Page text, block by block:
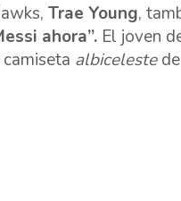
Trae Young,
ahora”. El joven
albicelestede